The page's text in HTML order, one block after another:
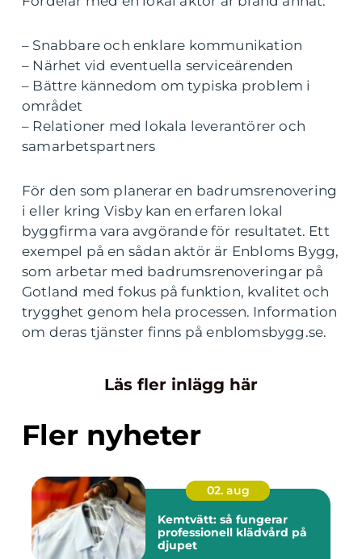
– Snabbare och enklare kommunikation
– Närhet vid eventuella serviceärenden
– Bättre kännedom om typiska problem i
området
– Relationer med lokala leverantörer och
samarbetspartners
För den som planerar en badrumsrenovering
i eller kring Visby kan en erfaren lokal
byggfirma vara avgörande för resultatet. Ett
exempel på en sådan aktör är Enbloms Bygg,
som arbetar med badrumsrenoveringar på
Gotland med fokus på funktion, kvalitet och
trygghet genom hela processen. Information
om deras tjänster finns på enblomsbygg.se.
Läs fler inlägg här
Fler nyheter
02. aug
Kemtvätt: så fungerar
professionell klädvård på
djupet